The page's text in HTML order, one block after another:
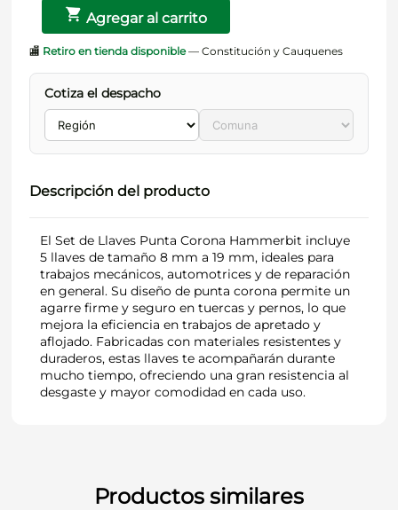
Agregar al carrito
🏬 Retiro en tienda disponible— Constitución y Cauquenes
Cotiza el despacho
Descripción del producto
El Set de Llaves Punta Corona Hammerbit incluye
5 llaves de tamaño 8 mm a 19 mm, ideales para
trabajos mecánicos, automotrices y de reparación
en general. Su diseño de punta corona permite un
agarre firme y seguro en tuercas y pernos, lo que
mejora la eficiencia en trabajos de apretado y
aflojado. Fabricadas con materiales resistentes y
duraderos, estas llaves te acompañarán durante
mucho tiempo, ofreciendo una gran resistencia al
desgaste y mayor comodidad en cada uso.
Productos similares